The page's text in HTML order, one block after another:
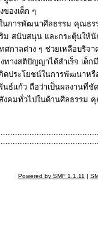
ของเด็ก ๆ
นการพัฒนาศีลธรรม คุณธ
ม สนับสนุน และกระตุ้นใ
กาลต่าง ๆ ช่วยเหลือบริ
ทางสติปัญญาได้สำเร็จ
ประโยชน์ในการพัฒนาห
ธ์แก้ว ถือว่าเป็นผลงาน
งคมทั่วไปในด้านศีลธรรม
Powered by SMF 1.1.11 |